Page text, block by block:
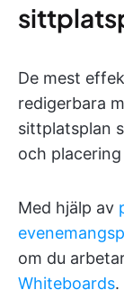
De mest
redigerbara
sittplatsplan
och
Med hjälp av
om du
Whiteboards.